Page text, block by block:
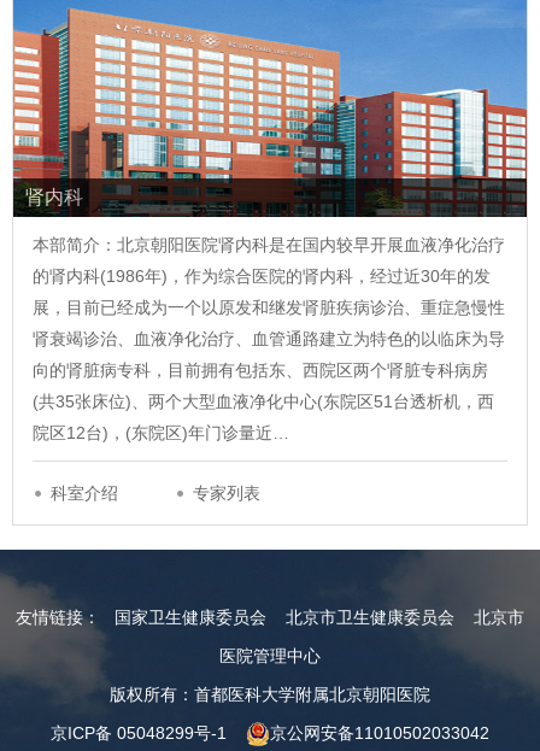
肾内科
本部简介：北京朝阳医院肾内科是在国内较早开展血液净化治疗
的肾内科(1986年)，作为综合医院的肾内科，经过近30年的发
展，目前已经成为一个以原发和继发肾脏疾病诊治、重症急慢性
肾衰竭诊治、血液净化治疗、血管通路建立为特色的以临床为导
向的肾脏病专科，目前拥有包括东、西院区两个肾脏专科病房
(共35张床位)、两个大型血液净化中心(东院区51台透析机，西
院区12台)，(东院区)年门诊量近…
科室介绍 专家列表
友情链接： 国家卫生健康委员会 北京市卫生健康委员会
北京市
医院管理中心
版权所有：首都医科大学附属北京朝阳医院
京ICP备 05048299号-1
京公网安备11010502033042